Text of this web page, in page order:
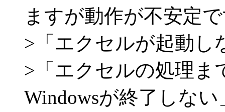
ますが動作が不安定
>「エクセルが起動し
>「エクセルの処理ま
Windowsが終了しな